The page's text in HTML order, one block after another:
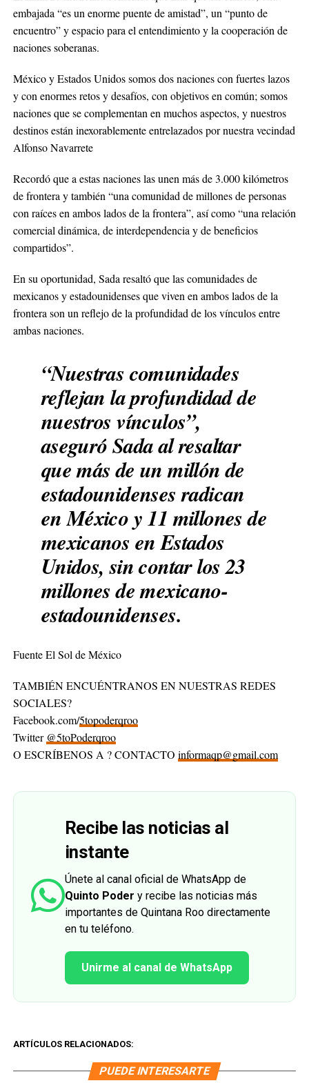
embajada “es un enorme puente de amistad”, un “punto de
encuentro” y espacio para el entendimiento y la cooperación de
naciones soberanas.
México y Estados Unidos somos dos naciones con fuertes lazos
y con enormes retos y desafíos, con objetivos en común; somos
naciones que se complementan en muchos aspectos, y nuestros
destinos están inexorablemente entrelazados por nuestra vecindad
Alfonso Navarrete
Recordó que a estas naciones las unen más de 3.000 kilómetros
de frontera y también “una comunidad de millones de personas
con raíces en ambos lados de la frontera”, así como “una relación
comercial dinámica, de interdependencia y de beneficios
compartidos”.
En su oportunidad, Sada resaltó que las comunidades de
mexicanos y estadounidenses que viven en ambos lados de la
frontera son un reflejo de la profundidad de los vínculos entre
ambas naciones.
“Nuestras comunidades
reflejan la profundidad de
nuestros vínculos”,
aseguró Sada al resaltar
que más de un millón de
estadounidenses radican
en México y 11 millones de
mexicanos en Estados
Unidos, sin contar los 23
millones de mexicano-
estadounidenses.
Fuente El Sol de México
TAMBIÉN ENCUÉNTRANOS EN NUESTRAS REDES
SOCIALES?
Facebook.com/5topoderqroo
Twitter @5toPoderqroo
O ESCRÍBENOS A ? CONTACTO informaqp@gmail.com
Recibe las noticias al
instante
Únete al canal oficial de WhatsApp de
Quinto Poder y recibe las noticias más
importantes de Quintana Roo directamente
en tu teléfono.
Unirme al canal de WhatsApp
ARTÍCULOS RELACIONADOS:
PUEDE INTERESARTE